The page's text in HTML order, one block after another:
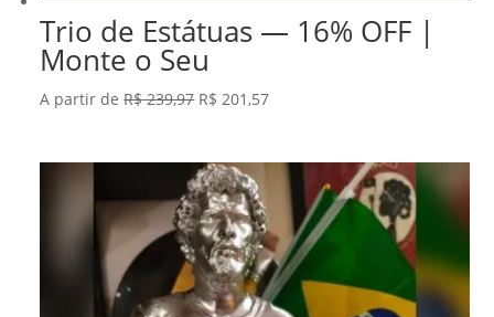
Trio de Estátuas — 16% OFF |
Monte o Seu
A partir deR$239,97 O
era:
R$ 239,97.
R$ 201,57O
R$ 201,57.